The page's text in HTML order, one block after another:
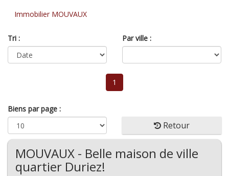
Immobilier MOUVAUX
Tri : Par ville :
1
Biens par page :
Retour
MOUVAUX - Belle maison de ville
quartier Duriez!